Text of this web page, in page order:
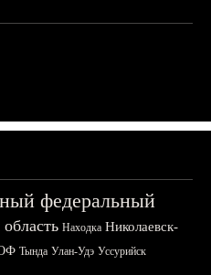
федеральный
Находка Николаевск-
Тында Улан-Удэ Уссурийск